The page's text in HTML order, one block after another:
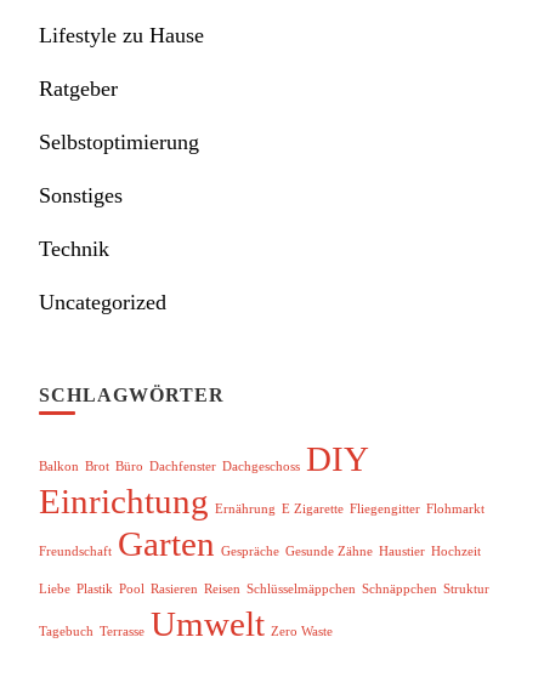
Lifestyle zu Hause
Ratgeber
Selbstoptimierung
Sonstiges
Technik
Uncategorized
SCHLAGWÖRTER
Balkon Brot Büro Dachfenster Dachgeschoss DIY
Einrichtung Ernährung E Zigarette Fliegengitter Flohmarkt
Freundschaft Garten Gespräche Gesunde Zähne Haustier Hochzeit
Liebe Plastik Pool Rasieren Reisen Schlüsselmäppchen Schnäppchen Struktur
Tagebuch Terrasse Umwelt Zero Waste